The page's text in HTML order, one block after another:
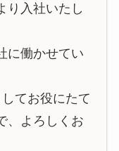
り入社いたし
に働かせてい
てお役にたて
、よろしくお